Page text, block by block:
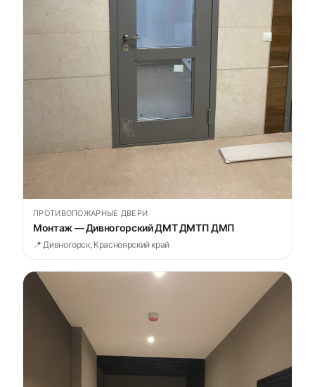
ПРОТИВОПОЖАРНЫЕ ДВЕРИ
Монтаж — Дивногорский ДМТ ДМТП ДМП
📍 Дивногорск, Красноярский край